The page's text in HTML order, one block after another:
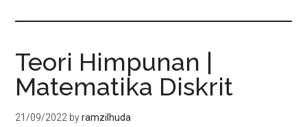
Teori Himpunan |
Matematika Diskrit
21/09/2022 byramzilhuda